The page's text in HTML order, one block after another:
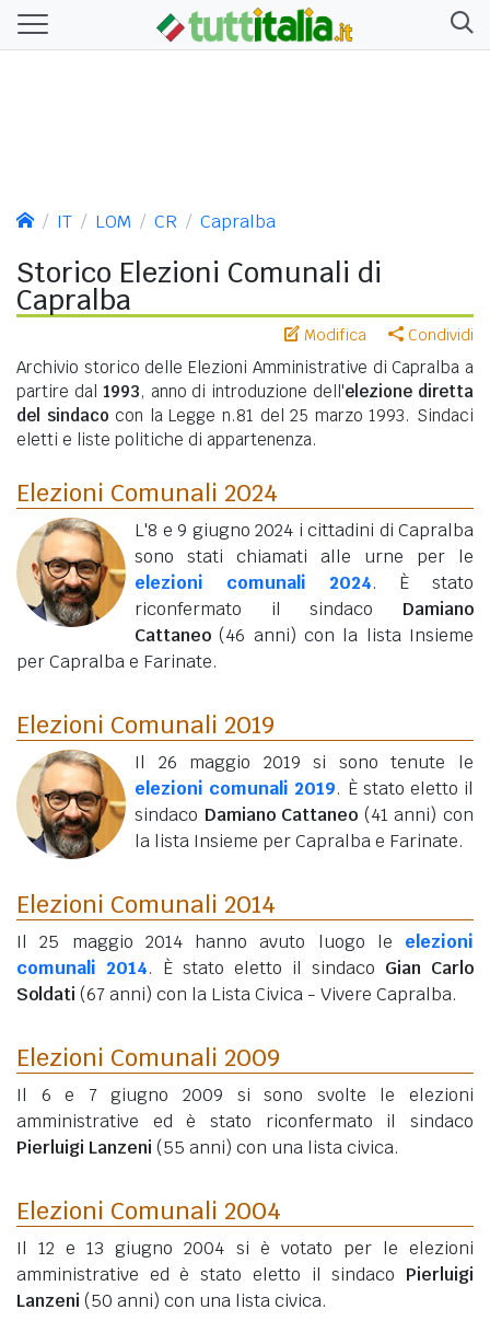
IT LOM CR Capralba
Storico Elezioni Comunali di
Capralba
Modifica Condividi
Archivio storico delle Elezioni Amministrative di Capralba a
partire dal 1993, anno di introduzione dell'elezione diretta
del sindaco con la Legge n.81 del 25 marzo 1993. Sindaci
eletti e liste politiche di appartenenza.
Elezioni Comunali 2024
L'8 e 9 giugno 2024 i cittadini di Capralba
sono stati chiamati alle urne per le
elezioni comunali 2024. È stato
riconfermato il sindaco Damiano
Cattaneo (46 anni) con la lista Insieme
per Capralba e Farinate.
Elezioni Comunali 2019
Il 26 maggio 2019 si sono tenute le
elezioni comunali 2019. È stato eletto il
sindaco Damiano Cattaneo (41 anni) con
la lista Insieme per Capralba e Farinate.
Elezioni Comunali 2014
Il 25 maggio 2014 hanno avuto luogo le elezioni
comunali 2014. È stato eletto il sindaco Gian Carlo
Soldati (67 anni) con la Lista Civica - Vivere Capralba.
Elezioni Comunali 2009
Il 6 e 7 giugno 2009 si sono svolte le elezioni
amministrative ed è stato riconfermato il sindaco
Pierluigi Lanzeni (55 anni) con una lista civica.
Elezioni Comunali 2004
Il 12 e 13 giugno 2004 si è votato per le elezioni
amministrative ed è stato eletto il sindaco Pierluigi
Lanzeni (50 anni) con una lista civica.